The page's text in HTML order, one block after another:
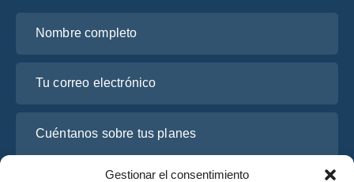
Gestionar el consentimiento